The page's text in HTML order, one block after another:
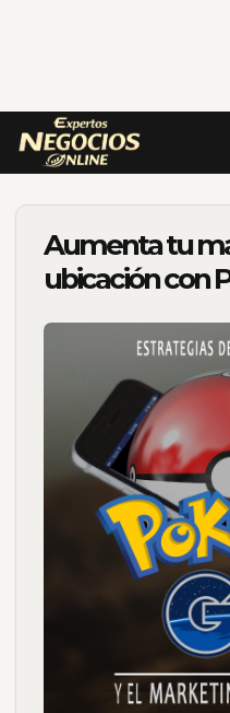
Aumenta tu
ubicación con